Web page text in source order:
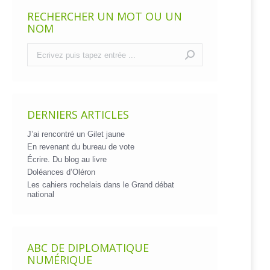
RECHERCHER UN MOT OU UN
NOM
DERNIERS ARTICLES
J’ai rencontré un Gilet jaune
En revenant du bureau de vote
Écrire. Du blog au livre
Doléances d’Oléron
Les cahiers rochelais dans le Grand débat
national
ABC DE DIPLOMATIQUE
NUMÉRIQUE